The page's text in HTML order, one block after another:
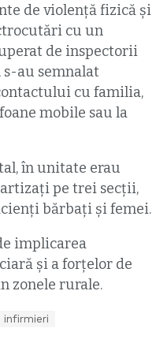
de violență fizică și
cu un
de inspectorii
s-au semnalat
cu familia,
mobile sau la
în unitate erau
pe trei secții,
bărbați și femei.
implicarea
și a forțelor de
zonele rurale.
infirmieri